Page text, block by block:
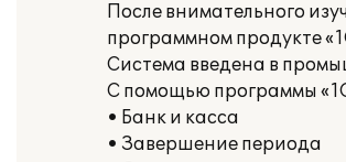
После внимательного
программном продукте
Система введена в
С помощью программы
• Банк и касса
• Завершение периода